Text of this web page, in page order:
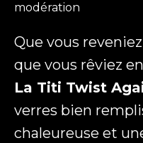
modération
Que vous
que vous rêviez
La Titi Twist
verres bien
chaleureuse et